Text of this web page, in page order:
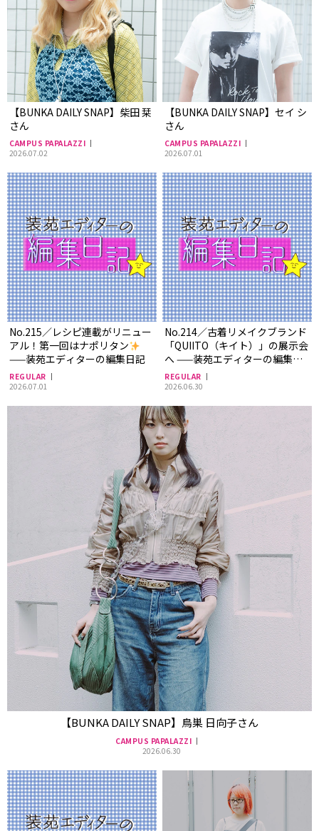
【BUNKA DAILY SNAP】柴田 栞
さん
CAMPUS PAPALAZZI
2026.07.02
【BUNKA DAILY SNAP】セイ シ
さん
CAMPUS PAPALAZZI
2026.07.01
No.215／レシピ連載がリニュー
アル！第一回はナポリタン
——装苑エディターの編集日記
REGULAR
2026.07.01
No.214／古着リメイクブランド
「QUIITO（キイト）」の展示会
へ ——装苑エディターの編集日
記
REGULAR
2026.06.30
【BUNKA DAILY SNAP】鳥巣 日向子さん
CAMPUS PAPALAZZI
2026.06.30